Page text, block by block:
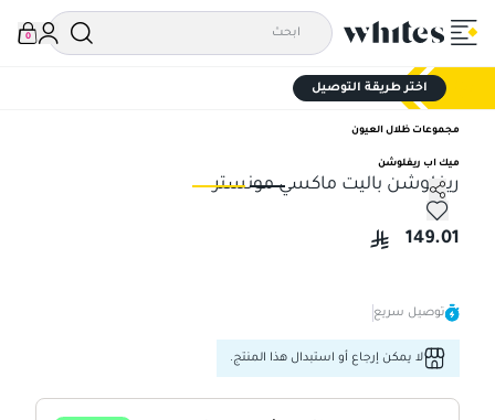
0
اختر طريقة التوصيل
مجموعات ظلال العيون
ميك اب ريفلوشن
ريفلوشن باليت ماكسي مونستر
ريفلوشن باليت ماكسي مونستر
149.01
توصيل سريع
لا يمكن إرجاع أو استبدال هذا المنتج.